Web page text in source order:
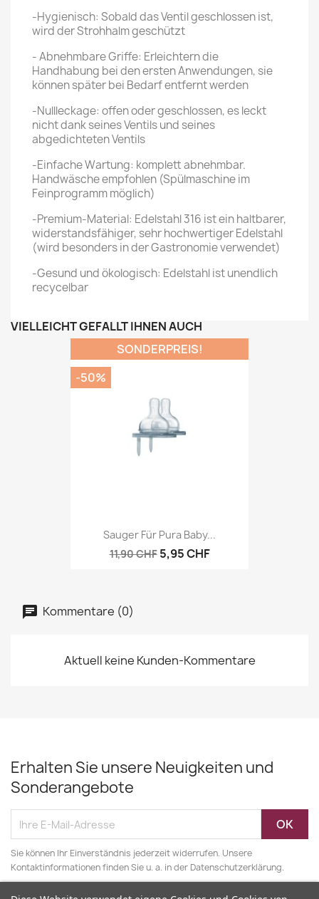
-Hygienisch: Sobald das Ventil geschlossen ist,
wird der Strohhalm geschützt
- Abnehmbare Griffe: Erleichtern die
Handhabung bei den ersten Anwendungen, sie
können später bei Bedarf entfernt werden
-Nullleckage: offen oder geschlossen, es leckt
nicht dank seines Ventils und seines
abgedichteten Ventils
-Einfache Wartung: komplett abnehmbar.
Handwäsche empfohlen (Spülmaschine im
Feinprogramm möglich)
-Premium-Material: Edelstahl 316 ist ein haltbarer,
widerstandsfähiger, sehr hochwertiger Edelstahl
(wird besonders in der Gastronomie verwendet)
-Gesund und ökologisch: Edelstahl ist unendlich
recycelbar
VIELLEICHT GEFÄLLT IHNEN AUCH
Sauger Für Pura Baby...
11,90 CHF 5,95 CHF
SONDERPREIS!
-50%
Kommentare (0)
Aktuell keine Kunden-Kommentare
Erhalten Sie unsere Neuigkeiten und
Sonderangebote
Sie können Ihr Einverständnis jederzeit widerrufen. Unsere
Kontaktinformationen finden Sie u. a. in der Datenschutzerklärung.